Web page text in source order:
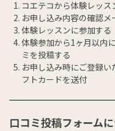
コエテコから体験レッス
お申し込み内容の確認メ
体験レッスンに参加する
体験参加から1ヶ月以内
ミを投稿する
お申し込み時にご登録
フトカードを送付
口コミ投稿フォーム